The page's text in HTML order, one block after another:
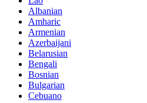
Albanian
Amharic
Armenian
Azerbaijani
Belarusian
Bengali
Bosnian
Bulgarian
Cebuano